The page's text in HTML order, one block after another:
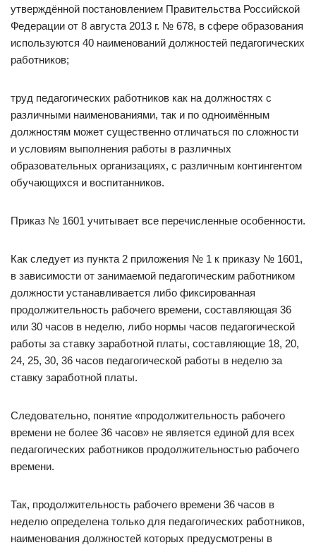
утверждённой постановлением Правительства Российской
Федерации от 8 августа 2013 г. № 678, в сфере образования
используются 40 наименований должностей педагогических
работников;
труд педагогических работников как на должностях с
различными наименованиями, так и по одноимённым
должностям может существенно отличаться по сложности
и условиям выполнения работы в различных
образовательных организациях, с различным контингентом
обучающихся и воспитанников.
Приказ № 1601 учитывает все перечисленные особенности.
Как следует из пункта 2 приложения № 1 к приказу № 1601,
в зависимости от занимаемой педагогическим работником
должности устанавливается либо фиксированная
продолжительность рабочего времени, составляющая 36
или 30 часов в неделю, либо нормы часов педагогической
работы за ставку заработной платы, составляющие 18, 20,
24, 25, 30, 36 часов педагогической работы в неделю за
ставку заработной платы.
Следовательно, понятие «продолжительность рабочего
времени не более 36 часов» не является единой для всех
педагогических работников продолжительностью рабочего
времени.
Так, продолжительность рабочего времени 36 часов в
неделю определена только для педагогических работников,
наименования должностей которых предусмотрены в